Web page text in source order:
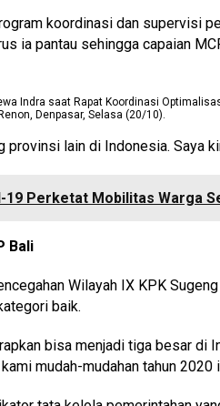
koordinasi dan supervisi
ia pantau sehingga capaian
Indra saat Rapat Koordinasi
Denpasar, Selasa (20/10).
provinsi lain di Indonesia. Saya
19 Perketat Mobilitas Warga
Bali
Wilayah IX KPK
baik.
bisa menjadi tiga besar di
mudah-mudahan tahun